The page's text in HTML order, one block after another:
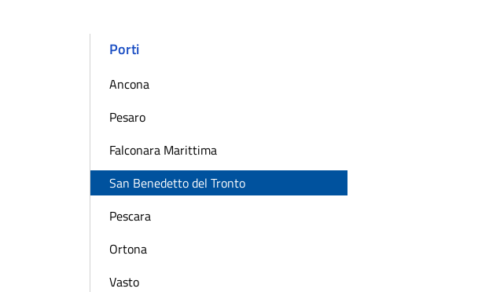
Porti
Ancona
Pesaro
Falconara Marittima
San Benedetto del Tronto
Pescara
Ortona
Vasto